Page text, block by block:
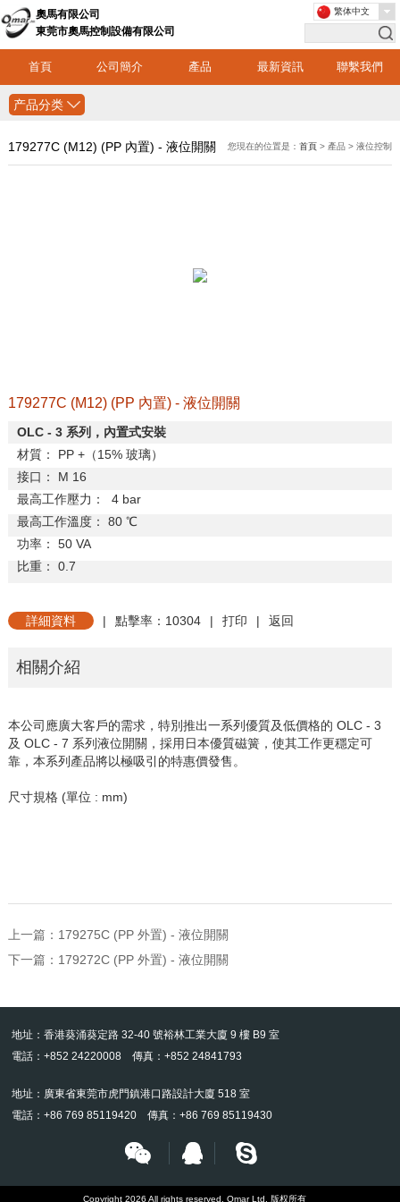
奧馬有限公司
東莞市奧馬控制設備有限公司
首頁 公司簡介 產品 最新資訊 聯繫我們
繁体中文
产品分类
179277C (M12) (PP 內置) - 液位開關 您現在的位置是：首頁 > 產品 > 液位控制
179277C (M12) (PP 內置) - 液位開關
OLC - 3 系列，內置式安裝
材質：
PP +（15% 玻璃）
接口：
M 16
最高工作壓力：
4 bar
最高工作溫度：
80 ℃
功率：
50 VA
比重：
0.7
詳細資料 | 點擊率：10304 | 打印 | 返回
相關介紹
本公司應廣大客戶的需求，特別推出一系列優質及低價格的 OLC - 3
及 OLC - 7 系列液位開關，採用日本優質磁簧，使其工作更穩定可
靠，本系列產品將以極吸引的特惠價發售。
尺寸規格 (單位 : mm)
上一篇： 179275C (PP 外置) - 液位開關
下一篇： 179272C (PP 外置) - 液位開關
地址：香港葵涌葵定路 32-40 號裕林工業大廈 9 樓 B9 室
電話：+852 24220008 傳真：+852 24841793
地址：廣東省東莞市虎門鎮港口路設計大廈 518 室
電話：+86 769 85119420 傳真：+86 769 85119430
Copyright 2026 All rights reserved. Omar Ltd. 版权所有